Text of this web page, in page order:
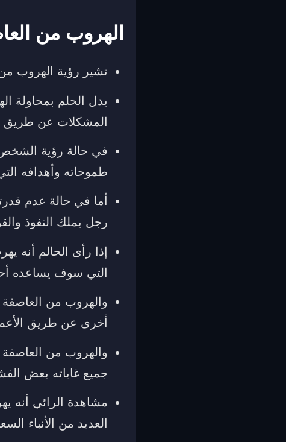
الهروب من
تشير رؤية الهروب
يدل الحلم بمحاولة
المشكلات عن طريق
في حالة رؤية
طموحاته وأهدافه
أما في حالة عدم
رجل يملك النفوذ
إذا رأى الحالم
التي سوف يساعده
والهروب من
أخرى عن طريق
والهروب من
جميع غاياته بعض
مشاهدة الرائي أنه
العديد من الأنباء